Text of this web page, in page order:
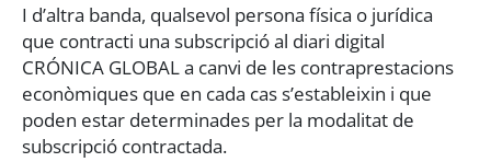
I d’altra banda, qualsevol persona física o jurídica
que contracti una subscripció al diari digital
CRÓNICA GLOBAL a canvi de les contraprestacions
econòmiques que en cada cas s’estableixin i que
poden estar determinades per la modalitat de
subscripció contractada.